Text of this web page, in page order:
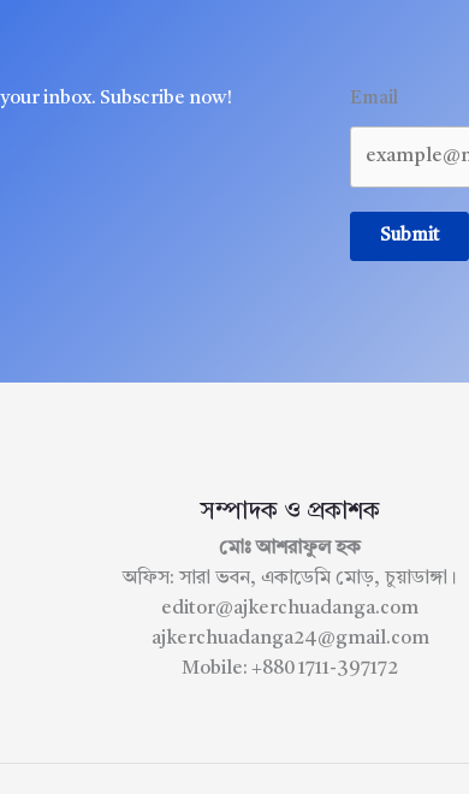
inbox. Subscribe now!
Email
Submit
সম্পাদক ও প্রকাশক
মোঃ আশরাফুল হক
অফিস: সারা ভবন, একাডেমি মোড়, চুয়াডাঙ্গা।
editor@ajkerchuadanga.com
ajkerchuadanga24@gmail.com
Mobile: +880 1711-397172